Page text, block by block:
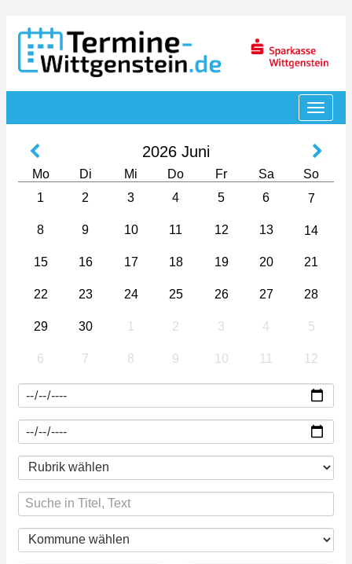
2026 Juni
Mo Di Mi Do Fr Sa
So
1
2 3 4 5 6 7
8 9 10 11 12 13 14
15 16 17 18 19 20 21
22 23 24 25 26 27 28
29 30 1 2 3 4 5
6 7 8 9 10 11 12